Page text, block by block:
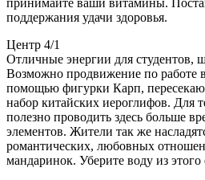
принимайте ваши витамины.
поддержания удачи здоровья.
Центр 4/1
Отличные энергии для студентов,
Возможно продвижение по работе
помощью фигурки Карп,
набор китайских иероглифов. Для
полезно проводить здесь больше
элементов. Жители так же
романтических, любовных
мандаринок. Уберите воду из этого